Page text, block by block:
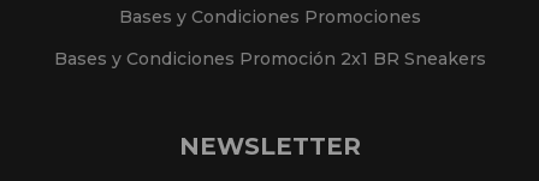
Bases y Condiciones Promociones
Bases y Condiciones Promoción 2x1 BR Sneakers
NEWSLETTER